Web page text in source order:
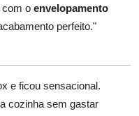
com o envelopamento
perfeito."
e ficou sensacional.
cozinha sem gastar